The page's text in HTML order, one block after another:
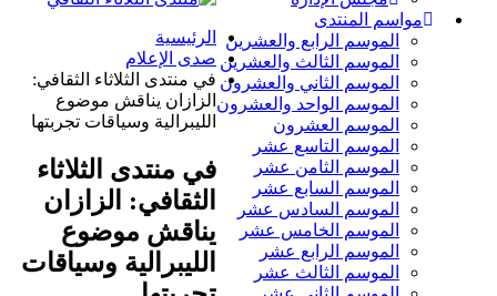
مواسم المنتدى
الموسم الرابع والعشرين
الموسم الثالث والعشرين
الموسم الثاني والعشرون
الموسم الواحد والعشرون
الموسم العشرون
الموسم التاسع عشر
الموسم الثامن عشر
الموسم السابع عشر
الموسم السادس عشر
الموسم الخامس عشر
الموسم الرابع عشر
الموسم الثالث عشر
الرئيسية
صدى الإعلام
في منتدى الثلاثاء الثقافي:
الزازان يناقش موضوع
الليبرالية وسياقات تجربتها
في منتدى الثلاثاء
الثقافي: الزازان
يناقش موضوع
الليبرالية وسياقات